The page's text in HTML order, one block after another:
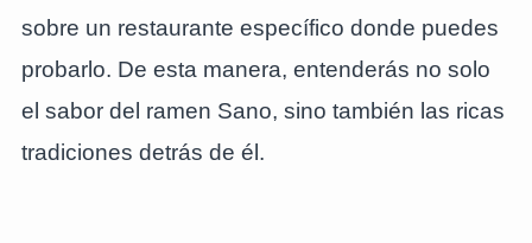
sobre un restaurante específico donde puedes
probarlo. De esta manera, entenderás no solo
el sabor del ramen Sano, sino también las ricas
tradiciones detrás de él.